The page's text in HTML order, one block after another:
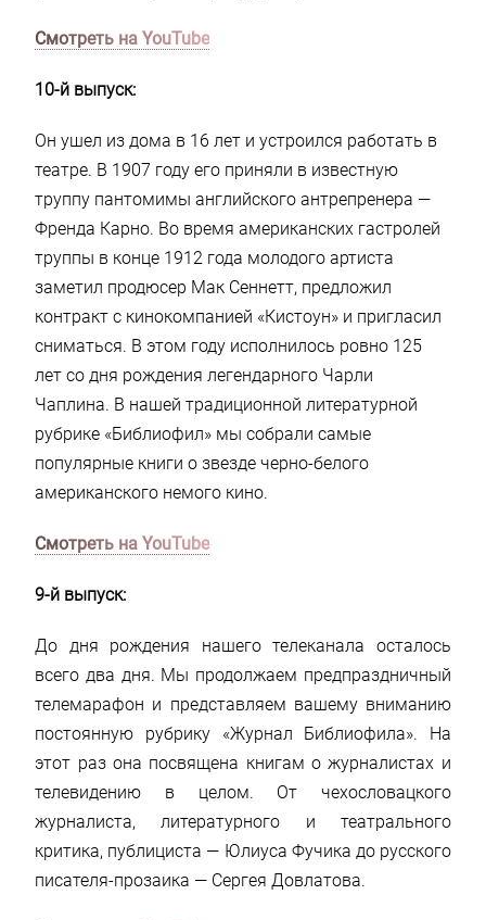
Смотреть на YouTube
10-й выпуск:
Он ушел из дома в 16 лет и устроился работать в
театре. В 1907 году его приняли в известную
труппу пантомимы английского антрепренера —
Френда Карно. Во время американских гастролей
труппы в конце 1912 года молодого артиста
заметил продюсер Мак Сеннетт, предложил
контракт с кинокомпанией «Кистоун» и пригласил
сниматься. В этом году исполнилось ровно 125
лет со дня рождения легендарного Чарли
Чаплина. В нашей традиционной литературной
рубрике «Библиофил» мы собрали самые
популярные книги о звезде черно-белого
американского немого кино.
Смотреть на YouTube
9-й выпуск:
До дня рождения нашего телеканала осталось
всего два дня. Мы продолжаем предпраздничный
телемарафон и представляем вашему вниманию
постоянную рубрику «Журнал Библиофила». На
этот раз она посвящена книгам о журналистах и
телевидению в целом. От чехословацкого
журналиста, литературного и театрального
критика, публициста — Юлиуса Фучика до русского
писателя-прозаика — Сергея Довлатова.